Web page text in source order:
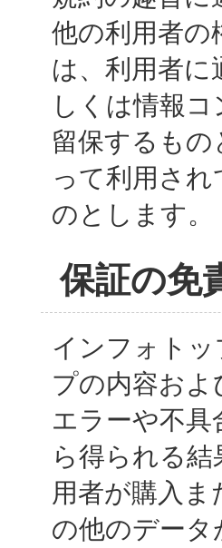
他の利用者の
は、利用者
しくは情報
留保するも
って利用さ
のとします。
保証の免
インフォト
プの内容お
エラーや不
ら得られる
用者が購入
の他のデー